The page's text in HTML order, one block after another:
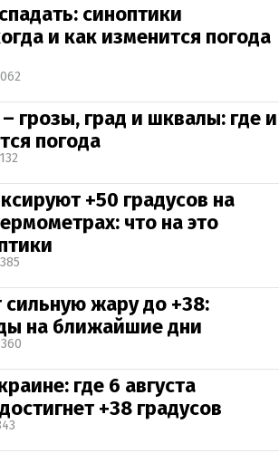
синоптики
и как изменится погода
грозы, град и шквалы: где и
погода
+50 градусов на
что на это
сильную жару до +38:
на ближайшие дни
где 6 августа
+38 градусов